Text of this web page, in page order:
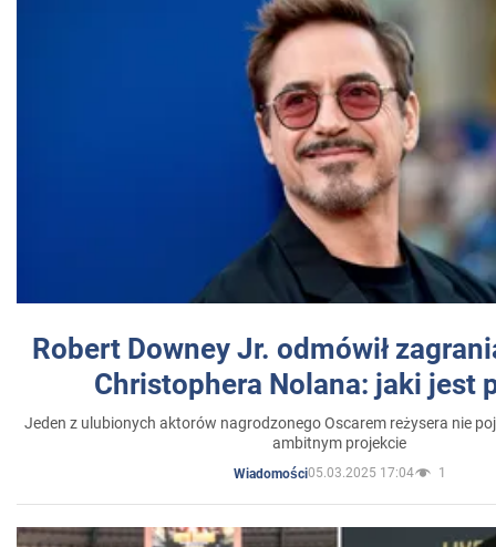
Robert Downey Jr. odmówił
Christophera Nolana: jaki jest
Jeden z ulubionych aktorów nagrodzonego Oscarem reżysera nie
ambitnym projekcie
Wiadomości05.03.2025 17:04 1